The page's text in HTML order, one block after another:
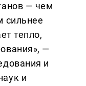
— чем
сильнее
тепло,
—
и
и